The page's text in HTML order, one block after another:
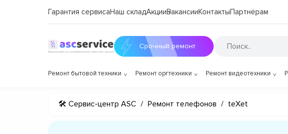
Гарантия сервисаНаш складАкцииВакансииКонтактыПартнёрам
Срочный ремонт
Ремонт бытовой техники Ремонт оргтехники Ремонт видеотехники
🛠 Сервис-центр ASC / Ремонт телефонов / teXet